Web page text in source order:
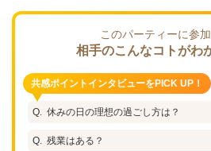
このパーティーに参
相手のこんなコトがわ
共感ポイントインタビューをPICK UP！
休みの日の理想の過ごし方は？
残業はある？